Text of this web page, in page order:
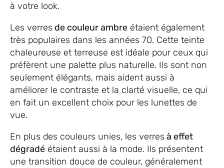
à votre look.
Les verres de couleur ambre étaient également
très populaires dans les années 70. Cette teinte
chaleureuse et terreuse est idéale pour ceux qui
préfèrent une palette plus naturelle. Ils sont non
seulement élégants, mais aident aussi à
améliorer le contraste et la clarté visuelle, ce qui
en fait un excellent choix pour les lunettes de
vue.
En plus des couleurs unies, les verres à effet
dégradé étaient aussi à la mode. Ils présentent
une transition douce de couleur, généralement